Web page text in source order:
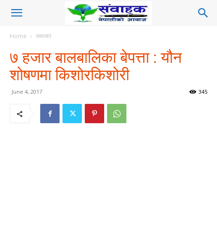
Home समाचार
७ हजार बालबालिका बेपत्ता : यौन
शोषणमा किशोरकिशोरी
June 4, 2017 345